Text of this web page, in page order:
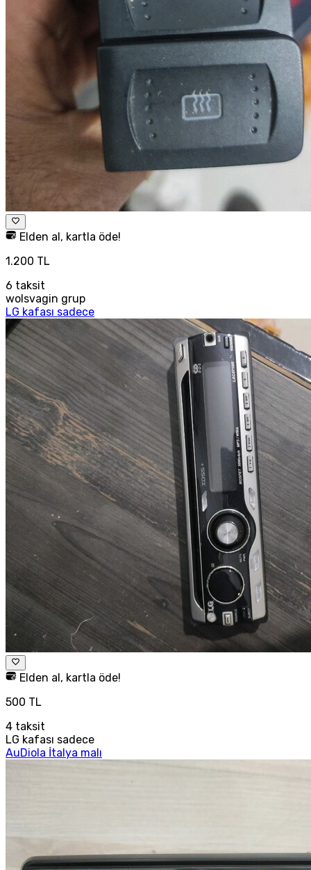
Elden al, kartla öde!
1.200 TL
6 taksit
wolsvagin grup
LG kafası sadece
Elden al, kartla öde!
500 TL
4 taksit
LG kafası sadece
AuDiola İtalya malı